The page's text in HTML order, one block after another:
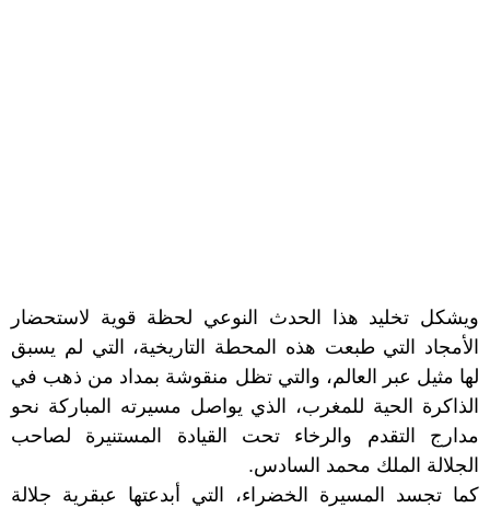
ويشكل تخليد هذا الحدث النوعي لحظة قوية لاستحضار
الأمجاد التي طبعت هذه المحطة التاريخية، التي لم يسبق
لها مثيل عبر العالم، والتي تظل منقوشة بمداد من ذهب في
الذاكرة الحية للمغرب، الذي يواصل مسيرته المباركة نحو
مدارج التقدم والرخاء تحت القيادة المستنيرة لصاحب
الجلالة الملك محمد السادس.
كما تجسد المسيرة الخضراء، التي أبدعتها عبقرية جلالة